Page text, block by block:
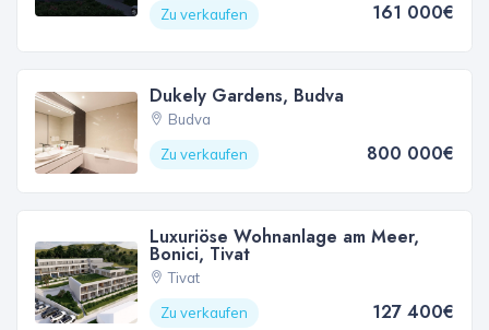
Zu verkaufen
161 000€
Dukely Gardens, Budva
Budva
Zu verkaufen
800 000€
Luxuriöse Wohnanlage am Meer,
Bonici, Tivat
Tivat
Zu verkaufen
127 400€